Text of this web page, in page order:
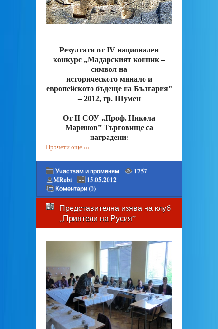
Резултати от ІV национален
конкурс „Мадарският конник –
символ на
историческото минало и
европейското бъдеще на България”
– 2012, гр. Шумен
От ІІ СОУ „Проф. Никола
Маринов” Търговище са
наградени:
Прочети още ›››
Участвам и променям
1757
MRebi
15.05.2012
Коментари (0)
Представителна изява на клуб
„Приятели на Русия”